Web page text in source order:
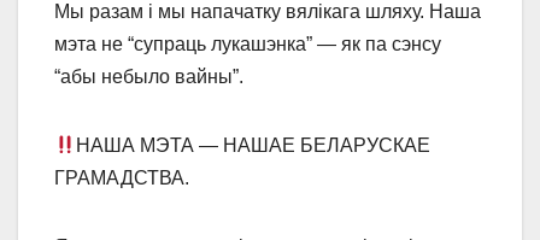
Мы разам і мы напачатку вялікага шляху. Наша
мэта не “супраць лукашэнка” ― як па сэнсу
“абы небыло вайны”.
НАША МЭТА ― НАШАЕ БЕЛАРУСКАЕ
ГРАМАДСТВА.